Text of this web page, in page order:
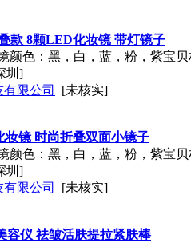
款 8颗LED化妆镜 带灯镜子
颜色：黑，白，蓝，粉，紫宝
圳]
限公司
[未核实]
镜 时尚折叠双面小镜子
颜色：黑，白，蓝，粉，紫宝
圳]
限公司
[未核实]
容仪 祛皱活肤提拉紧肤棒